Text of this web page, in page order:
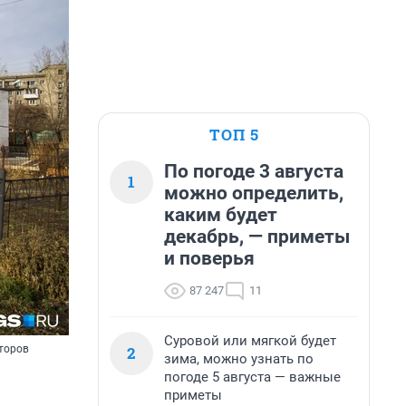
ТОП 5
1
По погоде 3 августа
можно определить,
каким будет
декабрь, — приметы
и поверья
87 247 11
2
Суровой или мягкой будет
зима, можно узнать по
погоде 5 августа — важные
приметы